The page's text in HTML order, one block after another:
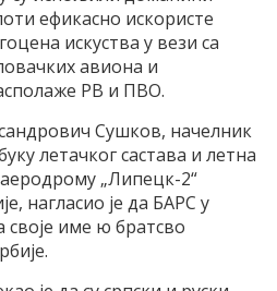
ефикасно искористе
искуства у вези са
авиона и
РВ и ПВО.
Сушков, начелник
летачког састава и летна
„Липецк-2“
нагласио је да БАРС у
име ю братсво